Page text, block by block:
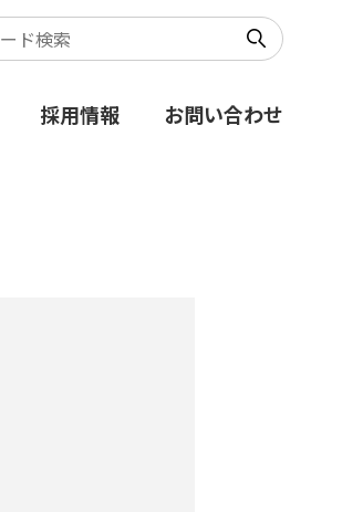
採用情報 お問い合わせ